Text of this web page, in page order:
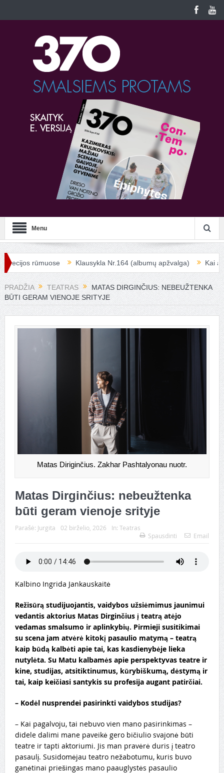
Menu
Klausykla Nr.164 (albumų apžvalga) Kai apleistos
PRADŽIA TEATRAS
MATAS DIRGINČIUS: NEBEUŽTENKA
BŪTI GERAM VIENOJE SRITYJE
Matas Diriginčius. Zakhar Pashtalyonau nuotr.
Matas Dirginčius: nebeužtenka
būti geram vienoje srityje
Parašė: Jurgita 02 birželio, 2026 In: Teatras
Spausdinti
Email
Kalbino Ingrida Jankauskaitė
Režisūrą studijuojantis, vaidybos užsiėmimus jaunimui
vedantis aktorius Matas Dirginčius į teatrą atėjo
vedamas smalsumo ir aplinkybių. Pirmieji susitikimai
su scena jam atvėrė kitokį pasaulio matymą – teatrą
kaip būdą kalbėti apie tai, kas kasdienybėje lieka
nutylėta. Su Matu kalbamės apie perspektyvas teatre ir
kine, studijas, atsitiktinumus, kūrybiškumą, dėstymą ir
tai, kaip keičiasi santykis su profesija augant patirčiai.
– Kodėl nusprendei pasirinkti vaidybos studijas?
– Kai pagalvoju, tai nebuvo vien mano pasirinkimas –
didele dalimi mane paveikė gero bičiulio svajonė būti
teatre ir tapti aktoriumi. Jis man pravėrė duris į teatro
pasaulį. Susidomėjau teatro nežabotumu, kuris buvo
ganėtinai priešingas mano paauglystės pasaulio